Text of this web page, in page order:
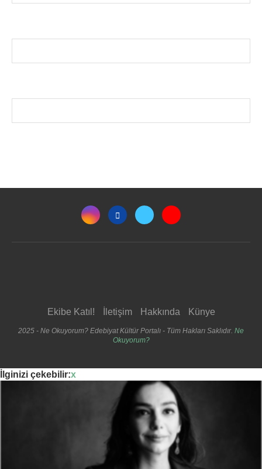
Ekibe Katıl! İletişim Hakkında Künye
2025 - Ne Okuyorum? Edebiyat Kültür Portalı - Tüm Hakları Saklıdır. Ne
Okuyorum?
İlginizi çekebilir:x